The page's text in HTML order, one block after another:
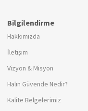
Bilgilendirme
Hakkımızda
İletişim
Vizyon & Misyon
Halın Güvende Nedir?
Kalite Belgelerimiz